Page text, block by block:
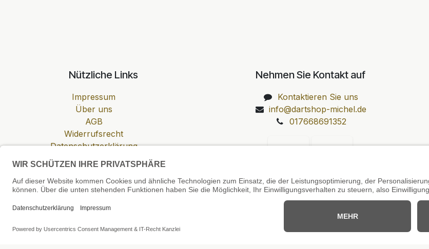
Nützliche Links
Impressum
Über uns
AGB
Widerrufsrecht
Datenschutzerklärung
Cookie-Einstellungen
Nehmen Sie Kontakt auf
Kontaktieren Sie uns
info@dartshop-michel.de
017668691352